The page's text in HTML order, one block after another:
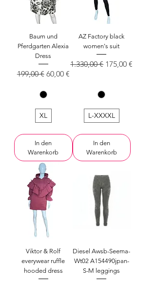
Baum und
Pferdgarten Alexia
Dress
Standardpreis
199,00 € Sale-Preis
60,00 €
XL
In den
Warenkorb
AZ Factory black
women's suit
Standardpreis
1.330,00 € Sale-Preis
175,00 €
L-XXXXL
In den
Warenkorb
Viktor & Rolf
everywear ruffle
hooded dress
Diesel Awsb-Seema-
Wt02 A154490jpan-
S-M leggings